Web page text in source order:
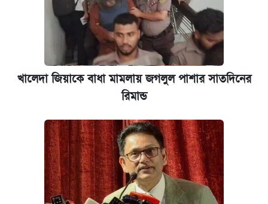
ফেরত পাঠানো হলো
ইপিএস প্রকাশ করেছে ঢাকা ব্যাংক
আজকের বাজারে স্বর্ণের দাম (৪ আগস্ট)
কবে হবে মেডিকেল ভর্তি পরীক্ষা, জানা গেল যা
খালেদা জিয়াকে বাধা মামলায় জগলুল পাশার সাতদিনের
রিমান্ড